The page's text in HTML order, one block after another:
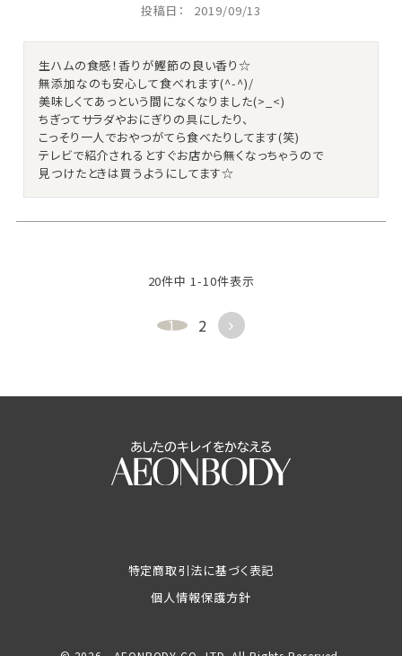
投稿日 2019/09/13
生ハムの食感！香りが鰹節の良い香り☆
無添加なのも安心して食べれます(^-^)/
美味しくてあっという間になくなりました(>_<)
ちぎってサラダやおにぎりの具にしたり、
こっそり一人でおやつがてら食べたりしてます(笑)
テレビで紹介されるとすぐお店から無くなっちゃうので
20件中 1-10件表示
1 2
特定商取引法に基づく表記
個人情報保護方針